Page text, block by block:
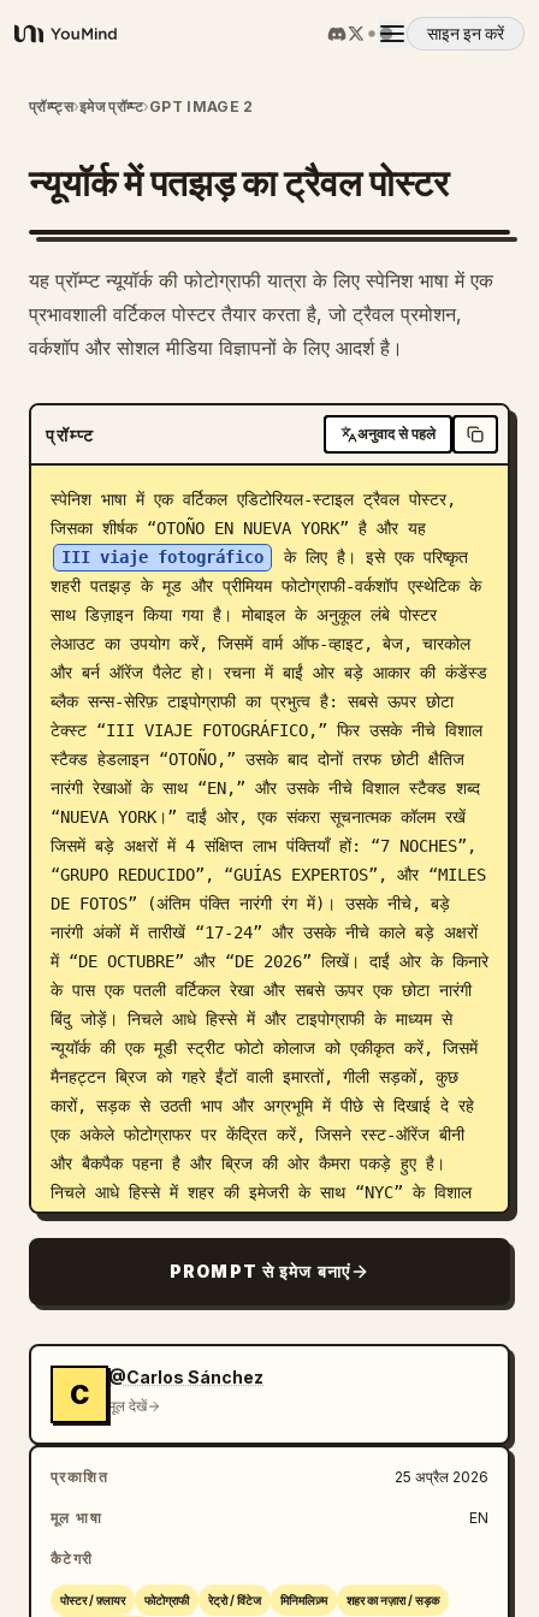
YouMind
साइन इन करें
अवलोकन
उपयोग के मामले
प्रॉम्प्ट
मूल्य निर्धारण
डाउनलोड
ब्लॉग
अपडेट
प्रॉम्प्ट्स›इमेज प्रॉम्प्ट›GPT IMAGE 2
न्यूयॉर्क में पतझड़ का ट्रैवल पोस्टर
यह प्रॉम्प्ट न्यूयॉर्क की फोटोग्राफी यात्रा के लिए स्पेनिश भाषा में एक
प्रभावशाली वर्टिकल पोस्टर तैयार करता है, जो ट्रैवल प्रमोशन,
वर्कशॉप और सोशल मीडिया विज्ञापनों के लिए आदर्श है।
प्रॉम्प्ट अनुवाद से पहले
स्पेनिश भाषा में एक वर्टिकल एडिटोरियल-स्टाइल ट्रैवल पोस्टर,
जिसका शीर्षक “OTOÑO EN NUEVA YORK” है और यह
III viaje fotográfico
के लिए है। इसे एक परिष्कृत
शहरी पतझड़ के मूड और प्रीमियम फोटोग्राफी-वर्कशॉप एस्थेटिक के
साथ डिज़ाइन किया गया है। मोबाइल के अनुकूल लंबे पोस्टर
लेआउट का उपयोग करें, जिसमें वार्म ऑफ-व्हाइट, बेज, चारकोल
और बर्न ऑरेंज पैलेट हो। रचना में बाईं ओर बड़े आकार की कंडेंस्ड
ब्लैक सन्स-सेरिफ़ टाइपोग्राफी का प्रभुत्व है: सबसे ऊपर छोटा
टेक्स्ट “III VIAJE FOTOGRÁFICO,” फिर उसके नीचे विशाल
स्टैक्ड हेडलाइन “OTOÑO,” उसके बाद दोनों तरफ छोटी क्षैतिज
नारंगी रेखाओं के साथ “EN,” और उसके नीचे विशाल स्टैक्ड शब्द
“NUEVA YORK।” दाईं ओर, एक संकरा सूचनात्मक कॉलम रखें
जिसमें बड़े अक्षरों में 4 संक्षिप्त लाभ पंक्तियाँ हों: “7 NOCHES”,
“GRUPO REDUCIDO”, “GUÍAS EXPERTOS”, और “MILES
DE FOTOS” (अंतिम पंक्ति नारंगी रंग में)। उसके नीचे, बड़े
नारंगी अंकों में तारीखें “17-24” और उसके नीचे काले बड़े अक्षरों
में “DE OCTUBRE” और “DE 2026” लिखें। दाईं ओर के किनारे
के पास एक पतली वर्टिकल रेखा और सबसे ऊपर एक छोटा नारंगी
बिंदु जोड़ें। निचले आधे हिस्से में और टाइपोग्राफी के माध्यम से
न्यूयॉर्क की एक मूडी स्ट्रीट फोटो कोलाज को एकीकृत करें, जिसमें
मैनहट्टन ब्रिज को गहरे ईंटों वाली इमारतों, गीली सड़कों, कुछ
कारों, सड़क से उठती भाप और अग्रभूमि में पीछे से दिखाई दे रहे
एक अकेले फोटोग्राफर पर केंद्रित करें, जिसने रस्ट-ऑरेंज बीनी
और बैकपैक पहना है और ब्रिज की ओर कैमरा पकड़े हुए है।
निचले आधे हिस्से में शहर की इमेजरी के साथ “NYC” के विशाल
क्रॉप किए गए अक्षर या इसी तरह के बोल्ड ग्राफिक आकृतियों को
हस्तनिर्मित एडिटोरियल फिनिश के लिए डिस्ट्रेस्ड पेपर टेक्सचर, रफ
टर्न-एज ओवरले, ब्रश वाले व्हाइट पेंट टेक्सचर और सूक्ष्म ग्रंज
स्टैच्यू ऑफ लिबर्टी की मशाल का छोटा आइकन और घुमावदार टेक्स्ट
“III VIAJE FOTOGRÁFICO · OTOÑO EN NUEVA YORK”
हो। सबसे नीचे, एक डार्क बैंड बनाएं जिसमें 2 प्रस्तुतकर्ता क्रेडिट
हों, एक बाईं ओर और एक दाईं ओर, जिन्हें एक पतली वर्टिकल
नारंगी रेखा द्वारा अलग किया गया हो: बाईं ओर “CARLOS
SÁNCHEZ” जिसके नीचे नारंगी रंग में “@CHOCUTUTS” हो, दाईं
“@JONTCPHOTO” हो। बिल्कुल नीचे केंद्र में, स्पेस के साथ
नारंगी बड़े अक्षरों में वेबसाइट “VIAJENY.COM” जोड़ें। निचले
PROMPT से इमेज बनाएं
C
@Carlos Sánchez
मूल देखें
प्रकाशित 25 अप्रैल 2026
मूल भाषा EN
कैटेगरी
पोस्टर / फ़्लायर फोटोग्राफी रेट्रो / विंटेज मिनिमलिज़्म शहर का नज़ारा / सड़क